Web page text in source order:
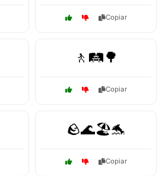
Copiar
🚶🛤️🌳
Copiar
🪨🌊🏖️🐬
Copiar